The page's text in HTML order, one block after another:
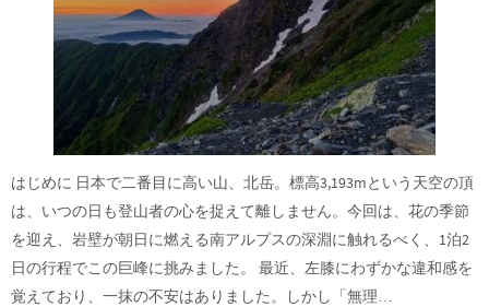
はじめに 日本で二番目に高い山、北岳。標高3,193mという天空の頂
は、いつの日も登山者の心を捉えて離しません。今回は、花の季節
を迎え、岩壁が朝日に燃える南アルプスの深淵に触れるべく、1泊2
日の行程でこの巨峰に挑みました。 最近、左膝にわずかな違和感を
覚えており、一抹の不安はありました。しかし「無理…